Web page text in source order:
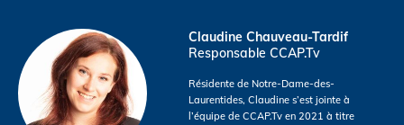
Claudine Chauveau-Tardif
Responsable CCAP.Tv
Résidente de Notre-Dame-des-
Laurentides, Claudine s’est jointe à
l’équipe de CCAP.Tv en 2021 à titre